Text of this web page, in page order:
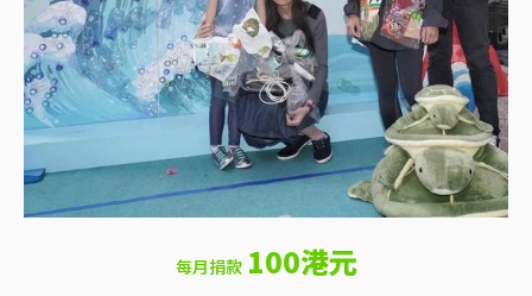
每月捐款 100港元